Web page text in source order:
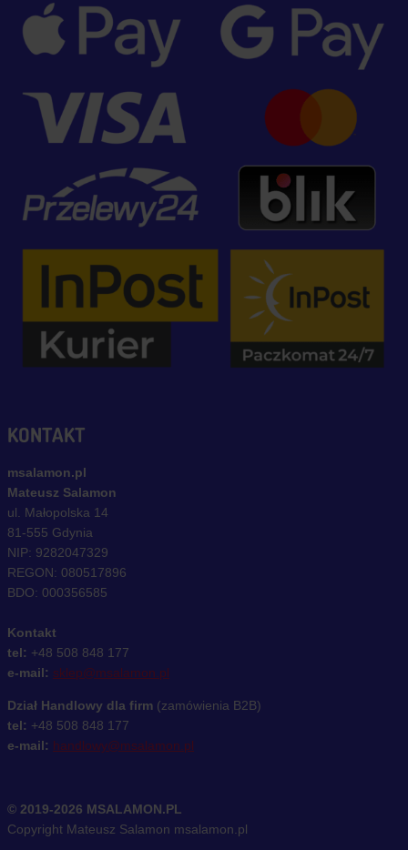
KONTAKT
msalamon.pl
Mateusz Salamon
ul. Małopolska 14
81-555 Gdynia
NIP: 9282047329
REGON: 080517896
BDO: 000356585
Kontakt
tel: +48 508 848 177
e-mail: sklep@msalamon.pl
Dział Handlowy dla firm (zamówienia B2B)
tel: +48 508 848 177
e-mail: handlowy@msalamon.pl
© 2019-2026 MSALAMON.PL
Copyright Mateusz Salamon msalamon.pl